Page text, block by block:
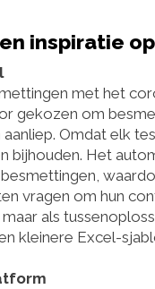
inspiratie
met het
gekozen om
Omdat elk
Het
vragen om hun
als
kleinere Excel-